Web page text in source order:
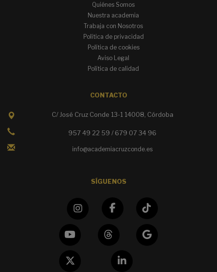
Quiénes Somos
Nuestra academia
Trabaja con Nosotros
Política de privacidad
Política de cookies
Aviso Legal
Política de calidad
CONTACTO
C/ José Cruz Conde 13-1 14008, Córdoba
957 49 22 59 / 679 07 34 96
info@academiacruzconde.es
SÍGUENOS